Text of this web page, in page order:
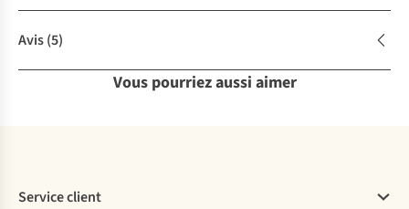
Avis(5)
Vous pourriez aussi aimer
Service client